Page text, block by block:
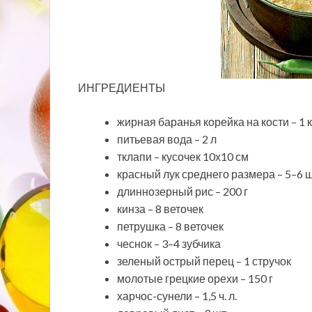
ИНГРЕДИЕНТЫ
жирная баранья корейка на кости – 1
питьевая вода – 2 л
тклапи – кусочек 10х10 см
красный лук среднего размера – 5–6
длиннозерный рис – 200 г
кинза – 8 веточек
петрушка – 8 веточек
чеснок – 3–4 зубчика
зеленый острый перец – 1 стручок
молотые грецкие орехи – 150 г
харчос-сунели – 1,5 ч. л.